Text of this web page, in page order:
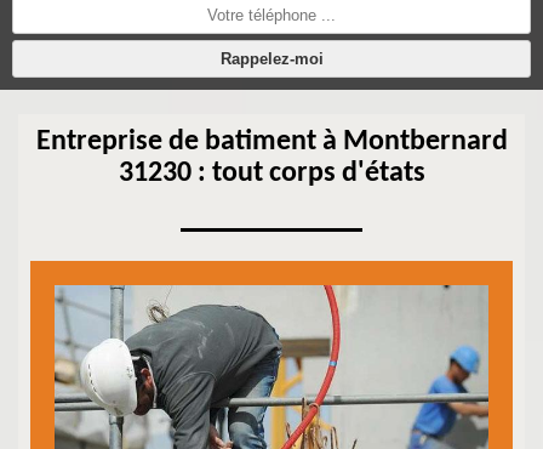
Entreprise de batiment à Montbernard
31230 : tout corps d'états